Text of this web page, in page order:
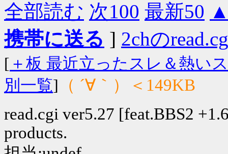
全部読む 次100 最新50
携帯に送る ] 2chの
[ ＋板 最近立ったスレ＆熱い
別一覧] （ ´∀｀）＜149KB
read.cgi ver5.27 [feat.BBS2
products.